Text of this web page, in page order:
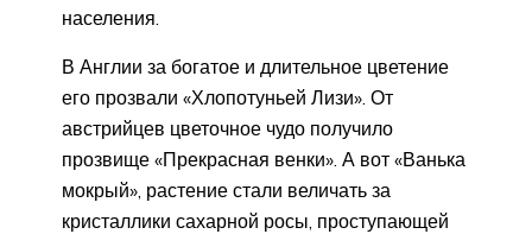
населения.
В Англии за богатое и длительное цветение
его прозвали «Хлопотуньей Лизи». От
австрийцев цветочное чудо получило
прозвище «Прекрасная венки». А вот «Ванька
мокрый», растение стали величать за
кристаллики сахарной росы, проступающей